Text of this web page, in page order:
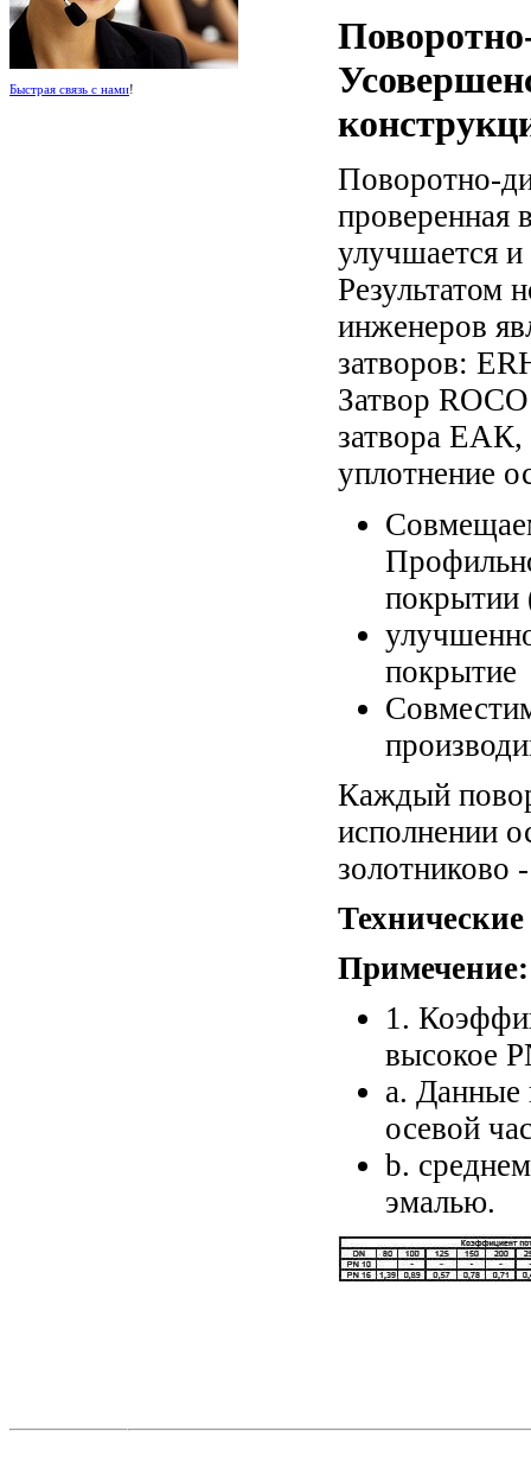
Быстрая связь с нами!
Поворотно-
проверенная
улучшается
Результатом
инженеров
затворов:
Затвор
затвора ЕАК,
уплотнение
покрытии
покрытие
Каждый
исполнении
Примечение:
1.
высокое
a. Данные
осевой
b.
эмалью.